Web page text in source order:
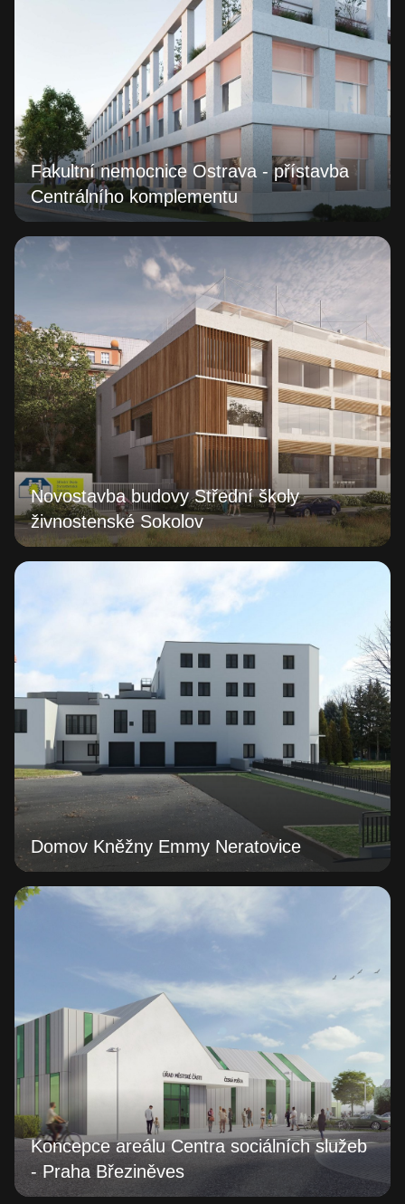
Fakultní nemocnice Ostrava - přístavba
Centrálního komplementu
Novostavba budovy Střední školy
živnostenské Sokolov
Domov Kněžny Emmy Neratovice
Koncepce areálu Centra sociálních služeb
- Praha Březiněves